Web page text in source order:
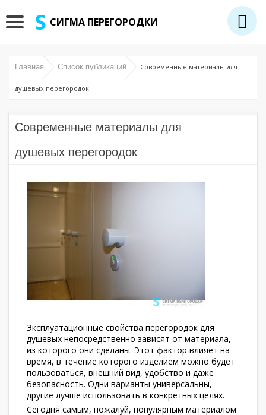
СИГМА ПЕРЕГОРОДКИ
Главная Список публикаций Современные материалы для
душевых перегородок
Современные материалы для
душевых перегородок
Эксплуатационные свойства перегородок для
душевых непосредственно зависят от материала,
из которого они сделаны. Этот фактор влияет на
время, в течение которого изделием можно будет
пользоваться, внешний вид, удобство и даже
безопасность. Одни варианты универсальны,
другие лучше использовать в конкретных целях.
Сегодня самым, пожалуй, популярным материалом